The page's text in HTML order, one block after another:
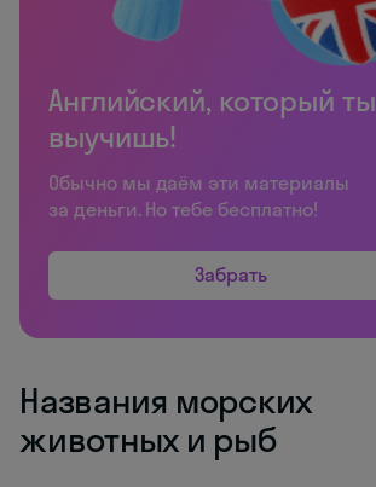
Английский, который ты
выучишь!
Обычно мы даём эти материалы
за деньги. Но тебе бесплатно!
Забрать
Названия морских
животных и рыб